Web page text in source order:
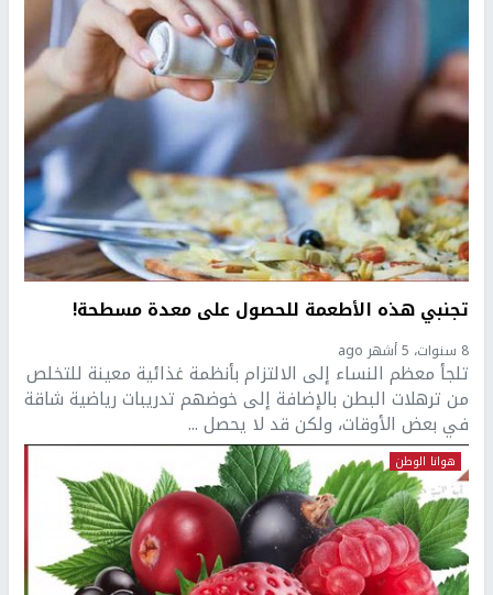
تجنبي هذه الأطعمة للحصول على معدة مسطحة!
8 سنوات، 5 أشهر ago
تلجأ معظم النساء إلى الالتزام بأنظمة غذائية معينة للتخلص
من ترهلات البطن بالإضافة إلى خوضهم تدريبات رياضية شاقة
في بعض الأوقات، ولكن قد لا يحصل ...
هوانا الوطن